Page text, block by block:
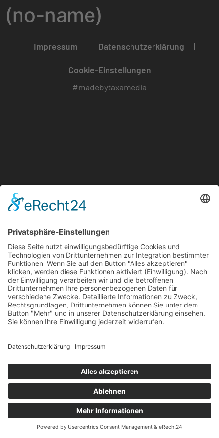
(no-name)
Impressum Datenschutzerklärung
Cookie-Einstellungen
#madebytaxamedia